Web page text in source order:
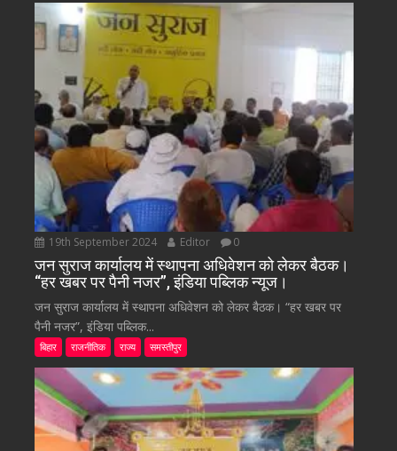
19th September 2024 Editor 0
जन सुराज कार्यालय में स्थापना अधिवेशन को लेकर बैठक।
“हर खबर पर पैनी नजर”, इंडिया पब्लिक न्यूज।
जन सुराज कार्यालय में स्थापना अधिवेशन को लेकर बैठक। “हर खबर पर
पैनी नजर”, इंडिया पब्लिक...
बिहार राजनीतिक राज्य समस्तीपुर